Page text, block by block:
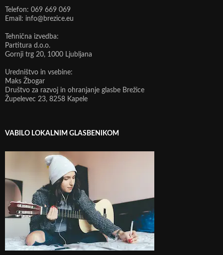
Telefon: 069 669 069
Email: info@brezice.eu
Tehnična izvedba:
Partitura d.o.o.
Gornji trg 20, 1000 Ljubljana
Uredništvo in vsebine:
Maks Žbogar
Društvo za razvoj in ohranjanje glasbe Brežice
Župelevec 23, 8258 Kapele
VABILO LOKALNIM GLASBENIKOM